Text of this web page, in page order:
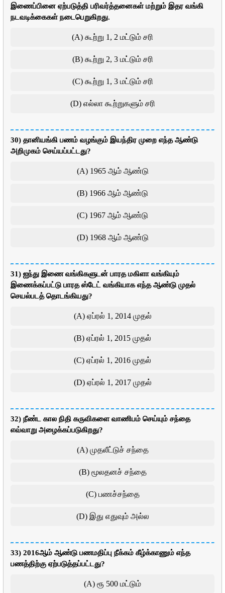
இணைப்பினை ஏற்படுத்தி பரிவர்த்தனைகள் மற்றும் இதர வங்கி
நடவடிக்கைகள் நடைபெறுகிறது.
(A) கூற்று 1, 2 மட்டும் சரி
(B) கூற்று 2, 3 மட்டும் சரி
(C) கூற்று 1, 3 மட்டும் சரி
(D) எல்லா கூற்றுகளும் சரி
30) தானியங்கி பணம் வழங்கும் இயந்திர முறை எந்த ஆண்டு
அறிமுகம் செய்யப்பட்டது?
(A) 1965 ஆம் ஆண்டு
(B) 1966 ஆம் ஆண்டு
(C) 1967 ஆம் ஆண்டு
(D) 1968 ஆம் ஆண்டு
31) ஐந்து இணை வங்கிகளுடன் பாரத மகிளா வங்கியும்
இணைக்கப்பட்டு பாரத ஸ்டேட் வங்கியாக எந்த ஆண்டு முதல்
செயல்படத் தொடங்கியது?
(A) ஏப்ரல் 1, 2014 முதல்
(B) ஏப்ரல் 1, 2015 முதல்
(C) ஏப்ரல் 1, 2016 முதல்
(D) ஏப்ரல் 1, 2017 முதல்
32) நீண்ட கால நிதி கருவிகளை வாணிபம் செய்யும் சந்தை
எவ்வாறு அழைக்கப்படுகிறது?
(A) முதலீட்டுச் சந்தை
(B) மூலதனச் சந்தை
(C) பணச்சந்தை
(D) இது எதுவும் அல்ல
33) 2016ஆம் ஆண்டு பணமதிப்பு நீக்கம் கீழ்க்காணும் எந்த
பணத்திற்கு ஏற்படுத்தப்பட்டது?
(A) ரூ 500 மட்டும்